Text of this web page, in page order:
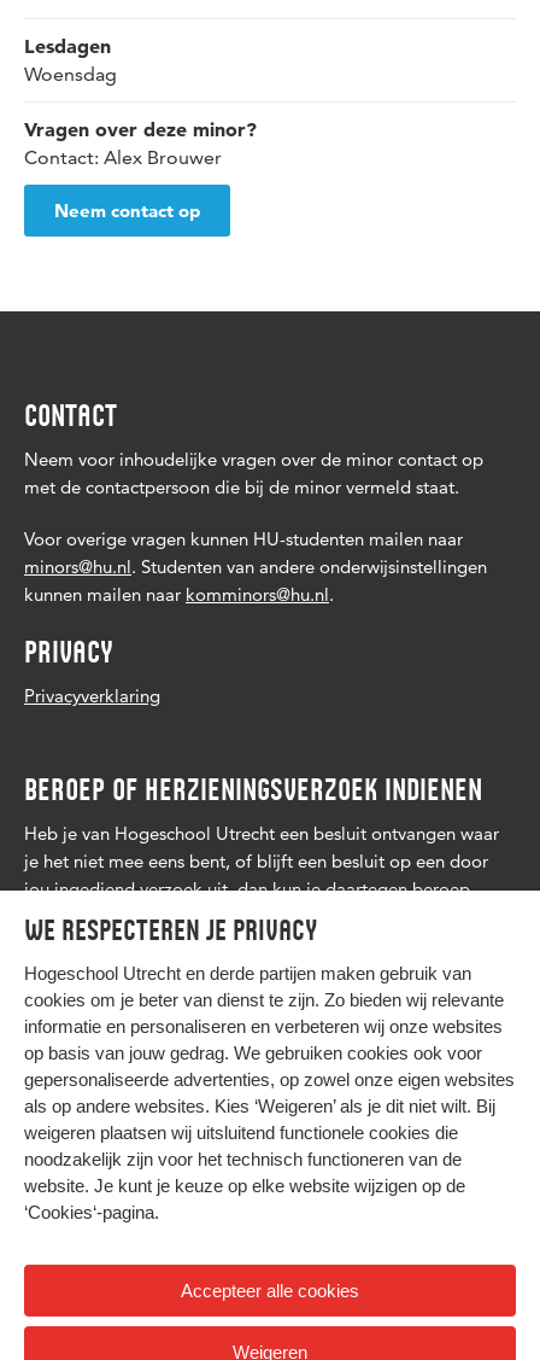
We respecteren je privacy
Hogeschool Utrecht en derde partijen maken gebruik van
cookies om je beter van dienst te zijn. Zo bieden wij relevante
informatie en personaliseren en verbeteren wij onze websites
op basis van jouw gedrag. We gebruiken cookies ook voor
gepersonaliseerde advertenties, op zowel onze eigen websites
als op andere websites. Kies ‘Weigeren’ als je dit niet wilt. Bij
weigeren plaatsen wij uitsluitend functionele cookies die
noodzakelijk zijn voor het technisch functioneren van de
website. Je kunt je keuze op elke website wijzigen op de
‘Cookies‘-pagina.
Accepteer alle cookies
Weigeren
Lesdagen
Woensdag
Vragen over deze minor?
Contact: Alex Brouwer
Neem contact op
CONTACT
Neem voor inhoudelijke vragen over de minor contact op
met de contactpersoon die bij de minor vermeld staat.
Voor overige vragen kunnen HU-studenten mailen naar
minors@hu.nl. Studenten van andere onderwijsinstellingen
kunnen mailen naar komminors@hu.nl.
PRIVACY
Privacyverklaring
BEROEP OF HERZIENINGSVERZOEK INDIENEN
Heb je van Hogeschool Utrecht een besluit ontvangen waar
je het niet mee eens bent, of blijft een besluit op een door
jou ingediend verzoek uit, dan kun je daartegen beroep
aantekenen. Leesmeer .
HIER KOMT ALLES SAMEN
Privacy
Cookies